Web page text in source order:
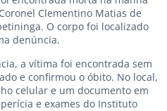
Clementino Matias de
O corpo foi localizado
denúncia.
a vítima foi encontrada sem
e confirmou o óbito. No local,
celular e um documento em
e exames do Instituto